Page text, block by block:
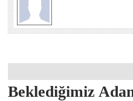
Beklediğimiz